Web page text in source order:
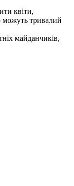
квіти,
можуть тривалий
майданчиків,